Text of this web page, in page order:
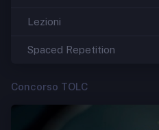
Lezioni
Spaced Repetition
Concorso TOLC